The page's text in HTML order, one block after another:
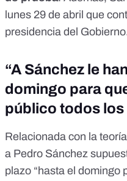
lunes 29 de abril que
presidencia del Gobierno
“A Sánchez le
domingo para
público todos los
Relacionada con la
a Pedro Sánchez
plazo “hasta el domingo